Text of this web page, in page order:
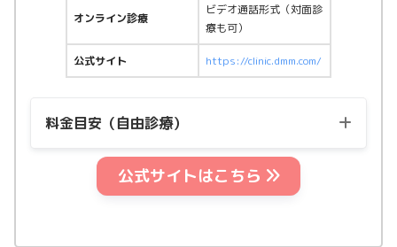
オンライン診療
ビデオ通話形式（対面診
療も可）
公式サイト https://clinic.dmm.com/
料金目安（自由診療）
用量
1ヶ月定期便の料金（税
公式サイトはこちら